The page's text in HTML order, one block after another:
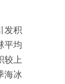
发积
平均
较上
海冰